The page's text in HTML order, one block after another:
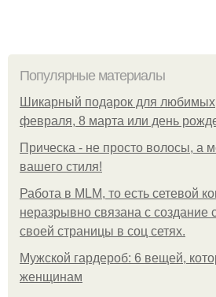
Популярные материалы
Шикарный подарок для
февраля, 8 марта или день
Прическа - не просто волосы, а
вашего стиля!
Работа в MLM, то есть сетевой
неразрывно связана с создание
своей страницы в соц сетях.
Мужской гардероб: 6 вещей,
женщинам